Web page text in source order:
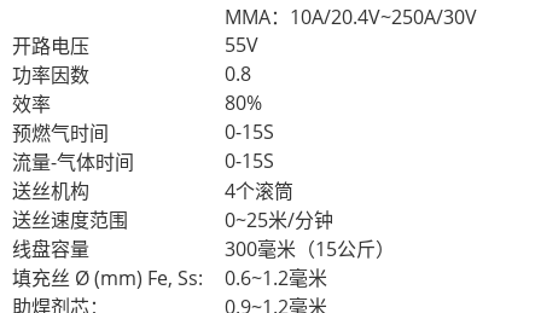
MMA：10A/20.4V~250A/30V
开路电压
55V
功率因数
0.8
效率
80%
预燃气时间
0-15S
流量-气体时间
0-15S
送丝机构
4个滚筒
送丝速度范围
0~25米/分钟
线盘容量
300毫米（15公斤）
填充丝 Ø (mm) Fe, Ss:
0.6~1.2毫米
助焊剂芯：
0.9~1.2毫米